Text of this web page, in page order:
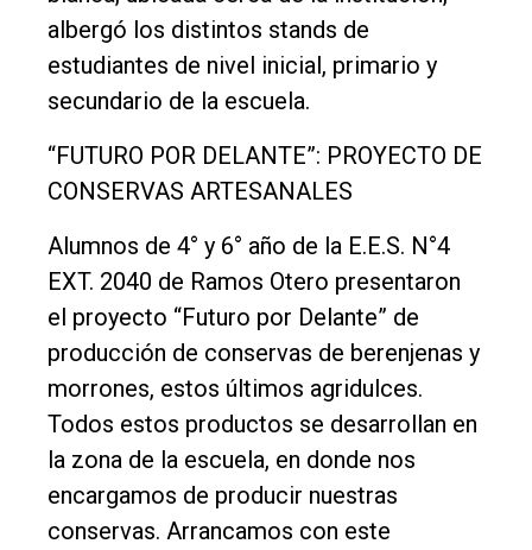
albergó los distintos stands de
estudiantes de nivel inicial, primario y
secundario de la escuela.
“FUTURO POR DELANTE”: PROYECTO DE
CONSERVAS ARTESANALES
Alumnos de 4° y 6° año de la E.E.S. N°4
EXT. 2040 de Ramos Otero presentaron
el proyecto “Futuro por Delante” de
producción de conservas de berenjenas y
morrones, estos últimos agridulces.
Todos estos productos se desarrollan en
la zona de la escuela, en donde nos
encargamos de producir nuestras
conservas. Arrancamos con este